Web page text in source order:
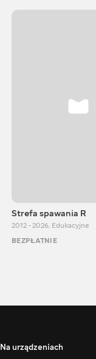
Strefa spawania R
2012 - 2026, Edukacyjne
BEZPŁATNIE
Na urządzeniach